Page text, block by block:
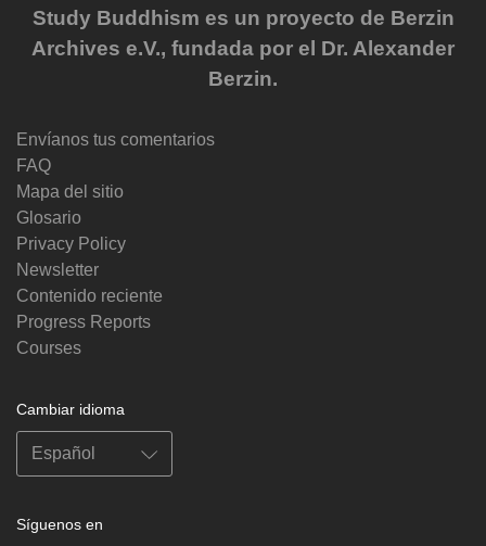
Study Buddhism es un proyecto de Berzin
Archives e.V., fundada por el Dr. Alexander
Berzin.
Envíanos tus comentarios
FAQ
Mapa del sitio
Glosario
Privacy Policy
Newsletter
Contenido reciente
Progress Reports
Courses
Cambiar idioma
Síguenos en